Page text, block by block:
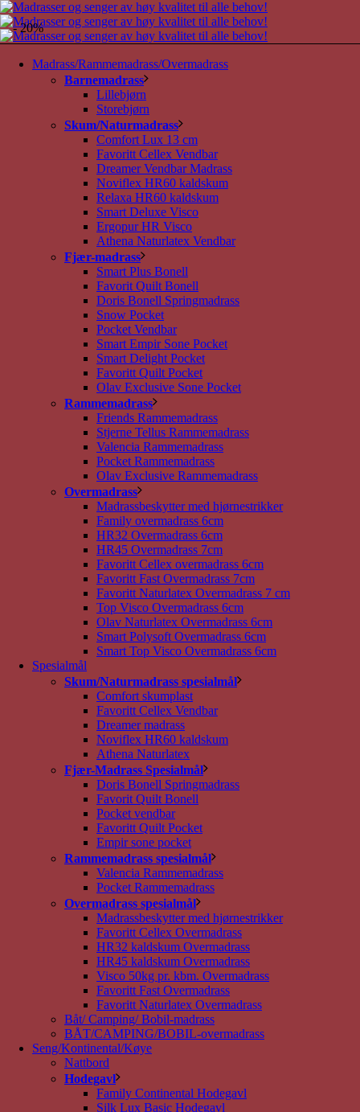
Madrass/Rammemadrass/Overmadrass
Barnemadrass
Lillebjørn
Storebjørn
Skum/Naturmadrass
Comfort Lux 13 cm
Favoritt Cellex Vendbar
Dreamer Vendbar Madrass
Noviflex HR60 kaldskum
Relaxa HR60 kaldskum
Smart Deluxe Visco
Ergopur HR Visco
Athena Naturlatex Vendbar
Fjær-madrass
Smart Plus Bonell
Favorit Quilt Bonell
Doris Bonell Springmadrass
Snow Pocket
Pocket Vendbar
Smart Empir Sone Pocket
Smart Delight Pocket
Favoritt Quilt Pocket
Olav Exclusive Sone Pocket
Rammemadrass
Friends Rammemadrass
Stjerne Tellus Rammemadrass
Valencia Rammemadrass
Pocket Rammemadrass
Olav Exclusive Rammemadrass
Overmadrass
Madrassbeskytter med hjørnestrikker
Family overmadrass 6cm
HR32 Overmadrass 6cm
HR45 Overmadrass 7cm
Favoritt Cellex overmadrass 6cm
Favoritt Fast Overmadrass 7cm
Favoritt Naturlatex Overmadrass 7 cm
Top Visco Overmadrass 6cm
Olav Naturlatex Overmadrass 6cm
Smart Polysoft Overmadrass 6cm
Smart Top Visco Overmadrass 6cm
Spesialmål
Skum/Naturmadrass spesialmål
Comfort skumplast
Favoritt Cellex Vendbar
Dreamer madrass
Noviflex HR60 kaldskum
Athena Naturlatex
Fjær-Madrass Spesialmål
Doris Bonell Springmadrass
Favorit Quilt Bonell
Pocket vendbar
Favoritt Quilt Pocket
Empir sone pocket
Rammemadrass spesialmål
Valencia Rammemadrass
Pocket Rammemadrass
Overmadrass spesialmål
Madrassbeskytter med hjørnestrikker
Favoritt Cellex Overmadrass
HR32 kaldskum Overmadrass
HR45 kaldskum Overmadrass
Visco 50kg pr. kbm. Overmadrass
Favoritt Fast Overmadrass
Favoritt Naturlatex Overmadrass
Båt/ Camping/ Bobil-madrass
BÅT/CAMPING/BOBIL-overmadrass
Seng/Kontinental/Køye
Nattbord
Hodegavl
Family Continental Hodegavl
Silk Lux Basic Hodegavl
- 20%